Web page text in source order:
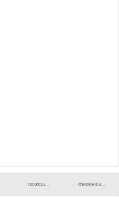
ISO9001认... CNAS实验室认...